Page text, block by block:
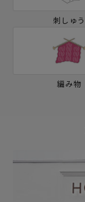
刺しゅう
編み物